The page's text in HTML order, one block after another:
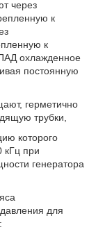
через
к
к
охлажденное
постоянную
герметично
трубки,
которого
кГц при
генератора
для